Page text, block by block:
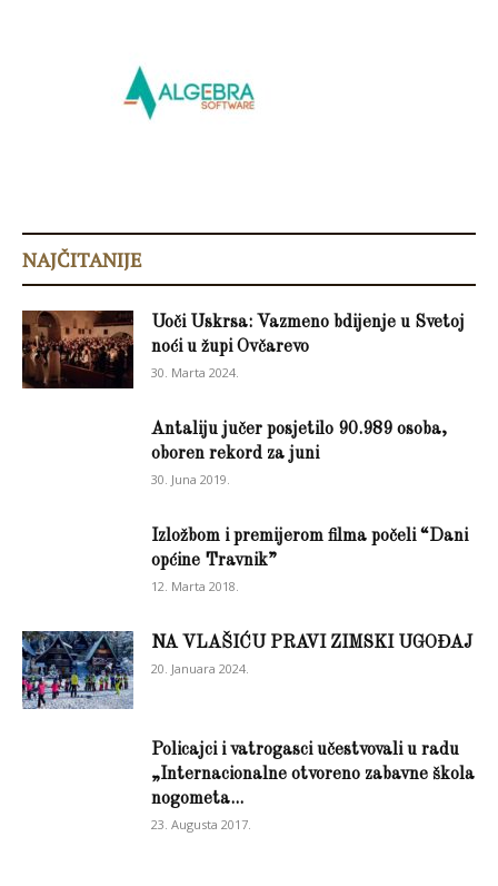
NAJČITANIJE
Uoči Uskrsa: Vazmeno bdijenje u Svetoj
noći u župi Ovčarevo
30. Marta 2024.
Antaliju jučer posjetilo 90.989 osoba,
oboren rekord za juni
30. Juna 2019.
Izložbom i premijerom filma počeli “Dani
općine Travnik”
12. Marta 2018.
NA VLAŠIĆU PRAVI ZIMSKI UGOĐAJ
20. Januara 2024.
Policajci i vatrogasci učestvovali u radu
„Internacionalne otvoreno zabavne škola
nogometa...
23. Augusta 2017.